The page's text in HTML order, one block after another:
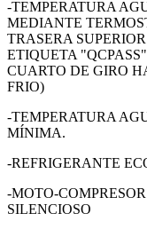
-TEMPERATURA
MEDIANTE
TRASERA
ETIQUETA
CUARTO DE GIRO
FRIO)
-TEMPERATURA
MÍNIMA.
-REFRIGERANTE
-MOTO-
SILENCIOSO